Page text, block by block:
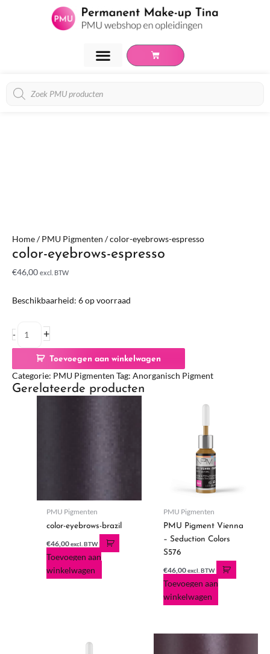
Winkelwagen
zoeken
Home/PMU Pigmenten / color-eyebrows-espresso
color-eyebrows-espresso
€46,00 excl. BTW
Beschikbaarheid: 6 op voorraad
- +
Toevoegen aan winkelwagen
Categorie: PMU Pigmenten Tag: Anorganisch Pigment
Gerelateerde producten
PMU Pigmenten
color-eyebrows-brazil
€46,00 excl. BTW
Toevoegen aan
winkelwagen
PMU Pigmenten
PMU Pigment Vienna
– Seduction Colors
S576
€46,00excl. BTW
Toevoegen aan
winkelwagen